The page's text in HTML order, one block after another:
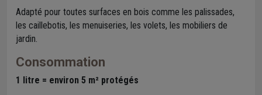
Adapté pour toutes surfaces en bois comme les palissades,
les caillebotis, les menuiseries, les volets, les mobiliers de
jardin.
Consommation
1 litre = environ 5 m² protégés